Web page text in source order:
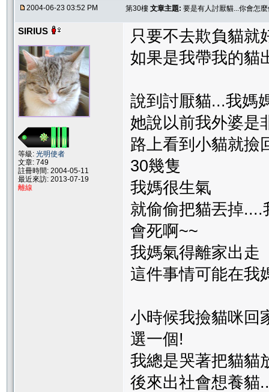
2004-06-23 03:52 PM 第30樓 文章主題: 要是有人討厭貓...你會怎
SIRIUS
等級: 光明使者
文章: 749
註冊時間: 2004-05-11
最近來訪: 2013-07-19
離線
只要不去欺負貓就
如果是我帶我的貓
說到討厭貓...我媽
她說以前我外婆是
路上看到小貓就撿
30幾隻
我媽很生氣
就偷偷把貓丟掉....
會死啊~~
我媽氣得離家出走
這件事情可能在我
小時候我撿貓咪回
選一個!
我總是哭著把貓貓
後來出社會想養貓